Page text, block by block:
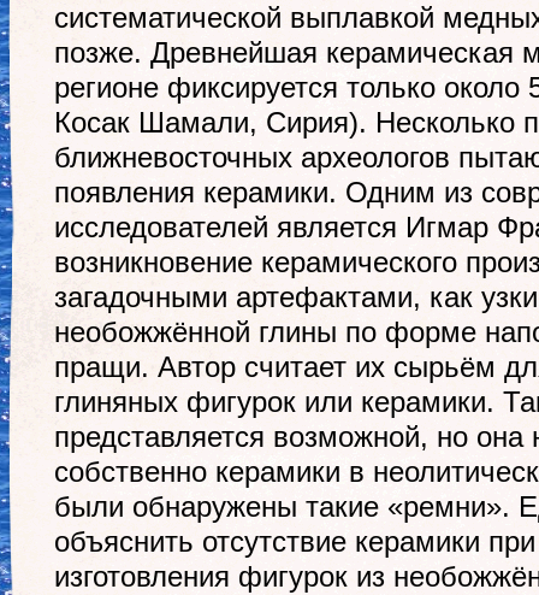
систематической выплавкой
позже. Древнейшая керамическая
регионе фиксируется только около
Косак Шамали, Сирия). Несколько
ближневосточных археологов
появления керамики. Одним из
исследователей является Игмар
возникновение керамического
загадочными артефактами, как
необожжённой глины по форме
пращи. Автор считает их сырьём
глиняных фигурок или керамики.
представляется возможной, но она
собственно керамики в
были обнаружены такие «ремни».
объяснить отсутствие керамики
изготовления фигурок из